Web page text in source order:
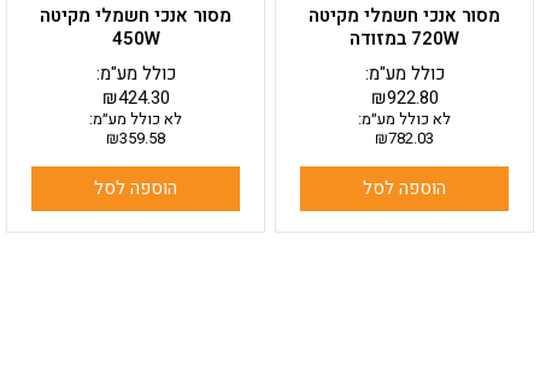
מסור אנכי חשמלי מקיטה
720W במזודה
₪922.80
כולל מע"מ:
לא כולל מע״מ:
₪782.03
הוספה לסל
מסור אנכי חשמלי מקיטה
450W
₪424.30
כולל מע"מ:
לא כולל מע״מ:
₪359.58
הוספה לסל